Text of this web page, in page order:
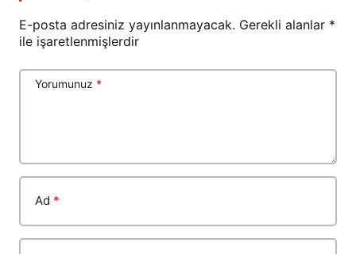
E-posta adresiniz yayınlanmayacak. Gerekli alanlar *
ile işaretlenmişlerdir
Yorumunuz *
Ad *